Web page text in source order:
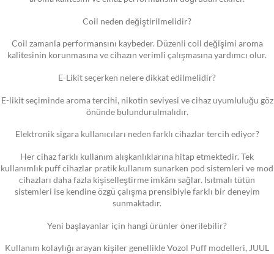
Coil neden değiştirilmelidir?
Coil zamanla performansını kaybeder. Düzenli coil değişimi aroma
kalitesinin korunmasına ve cihazın verimli çalışmasına yardımcı olur.
E-Likit seçerken nelere dikkat edilmelidir?
E-likit seçiminde aroma tercihi, nikotin seviyesi ve cihaz uyumluluğu göz
önünde bulundurulmalıdır.
Elektronik sigara kullanıcıları neden farklı cihazlar tercih ediyor?
Her cihaz farklı kullanım alışkanlıklarına hitap etmektedir. Tek
kullanımlık puff cihazlar pratik kullanım sunarken pod sistemleri ve mod
cihazları daha fazla kişiselleştirme imkânı sağlar. Isıtmalı tütün
sistemleri ise kendine özgü çalışma prensibiyle farklı bir deneyim
sunmaktadır.
Yeni başlayanlar için hangi ürünler önerilebilir?
Kullanım kolaylığı arayan kişiler genellikle Vozol Puff modelleri, JUUL